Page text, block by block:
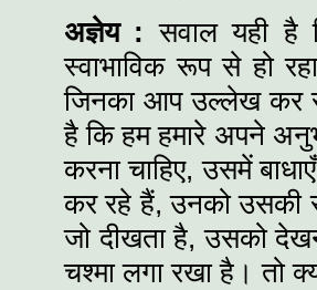
अज्ञेय : सवाल यही
स्वाभाविक रूप से हो
जिनका आप उल्लेख कर
है कि हम हमारे अपने
करना चाहिए, उसमें
कर रहे हैं, उनको उसकी
जो दीखता है, उसको
चश्मा लगा रखा है। तो